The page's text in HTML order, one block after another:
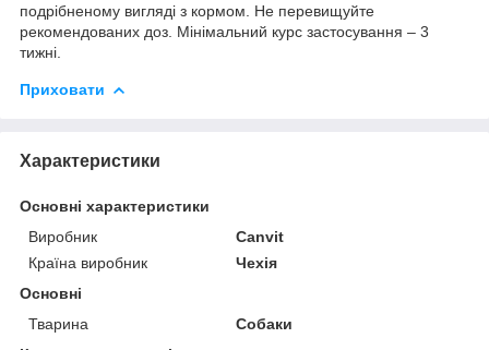
подрібненому вигляді з кормом. Не перевищуйте
рекомендованих доз. Мінімальний курс застосування – 3
тижні.
Приховати
Характеристики
Основні характеристики
Виробник
Canvit
Країна виробник
Чехія
Основні
Тварина
Собаки